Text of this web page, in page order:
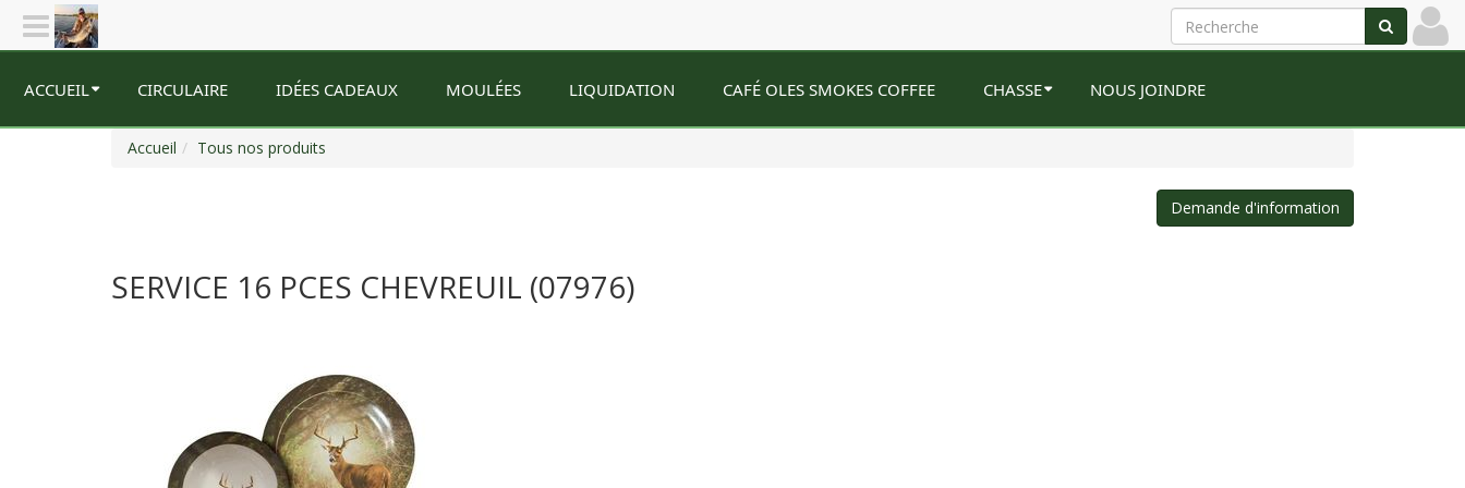
ACCUEIL CIRCULAIRE IDÉES CADEAUX MOULÉES LIQUIDATION CAFÉ OLES SMOKES COFFEE CHASSE NOUS JOINDRE
Accueil Tous nos produits
Demande d'information
SERVICE 16 PCES CHEVREUIL (07976)